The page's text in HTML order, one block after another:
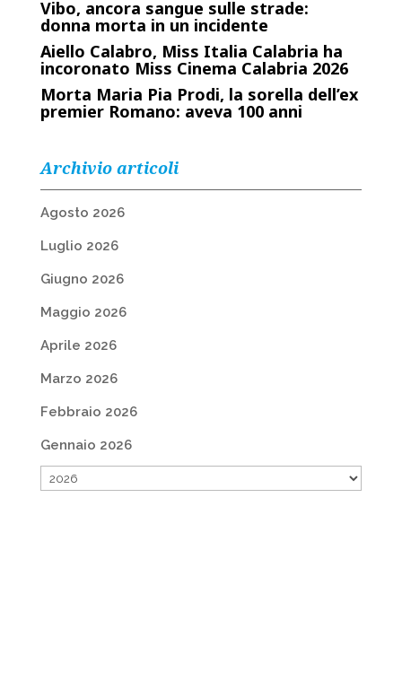
Vibo, ancora sangue sulle strade:
donna morta in un incidente
Aiello Calabro, Miss Italia Calabria ha
incoronato Miss Cinema Calabria 2026
Morta Maria Pia Prodi, la sorella dell’ex
premier Romano: aveva 100 anni
Archivio articoli
Agosto 2026
Luglio 2026
Giugno 2026
Maggio 2026
Aprile 2026
Marzo 2026
Febbraio 2026
Gennaio 2026